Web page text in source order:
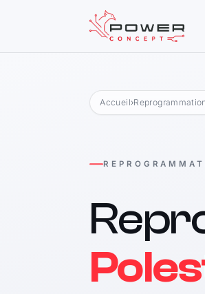
Accueil›Reprogrammation